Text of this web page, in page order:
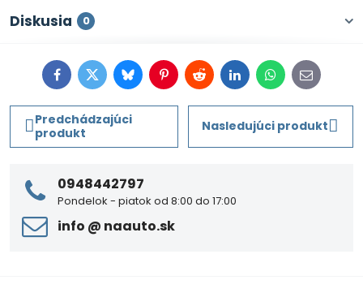
Diskusia 0
FacebookTwitterBlueskyPinterestRedditLinkedInWhatsApp
E-
mail
Predchádzajúci
produkt
Nasledujúci produkt
0948442797
Pondelok - piatok od 8:00 do 17:00
info ​@ naauto​.sk